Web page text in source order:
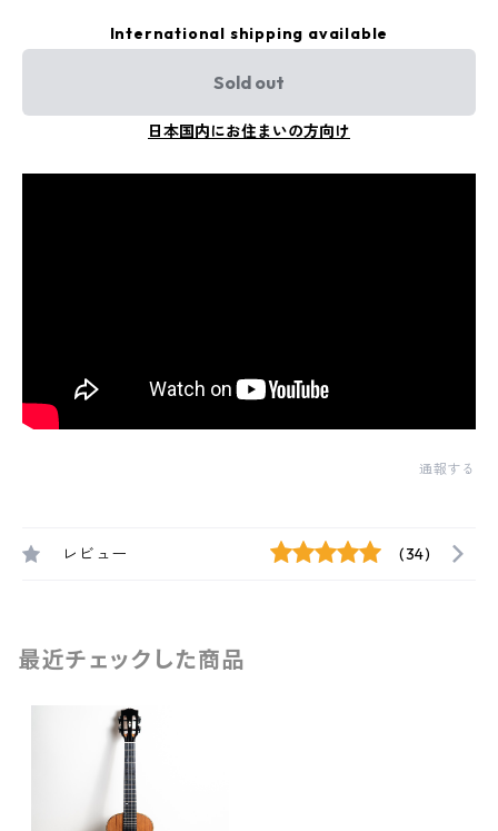
International shipping available
Sold out
日本国内にお住まいの方向け
通報する
レビュー (34)
最近チェックした商品